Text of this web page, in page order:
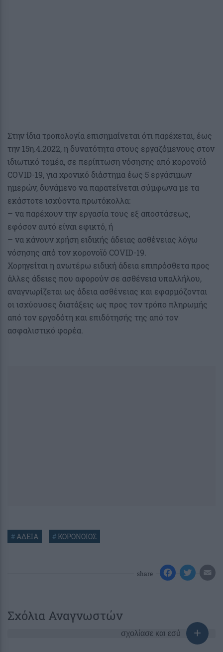
Στην ίδια τροπολογία επισημαίνεται ότι παρέχεται, έως
την 15η.4.2022, η δυνατότητα στους εργαζόμενους στον
ιδιωτικό τομέα, σε περίπτωση νόσησης από κορονοϊό
COVID-19, για χρονικό διάστημα έως 5 εργάσιμων
ημερών, δυνάμενο να παρατείνεται σύμφωνα με τα
εκάστοτε ισχύοντα πρωτόκολλα:
– να παρέχουν την εργασία τους εξ αποστάσεως,
εφόσον αυτό είναι εφικτό, ή
– να κάνουν χρήση ειδικής άδειας ασθένειας λόγω
νόσησης από τον κορονοϊό COVID-19.
Χορηγείται η ανωτέρω ειδική άδεια επιπρόσθετα προς
άλλες άδειες που αφορούν σε ασθένεια υπαλλήλου,
αναγνωρίζεται ως άδεια ασθένειας και εφαρμόζονται
οι ισχύουσες διατάξεις ως προς τον τρόπο πληρωμής
από τον εργοδότη και επιδότησής της από τον
ασφαλιστικό φορέα.
# ΑΔΕΙΑ #ΚΟΡΟΝΟΙΟΣ
share
Σχόλια Αναγνωστών
σχολίασε και εσύ